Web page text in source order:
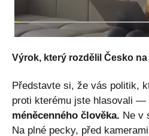
Výrok, který rozdělil Česko
Představte si, že vás politik,
proti kterému jste hlasovali —
méněcenného člověka. Ne v
Na plné pecky, před